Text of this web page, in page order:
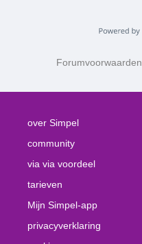
Forumvoorwaarden
over Simpel
community
via via voordeel
tarieven
Mijn Simpel-app
privacyverklaring